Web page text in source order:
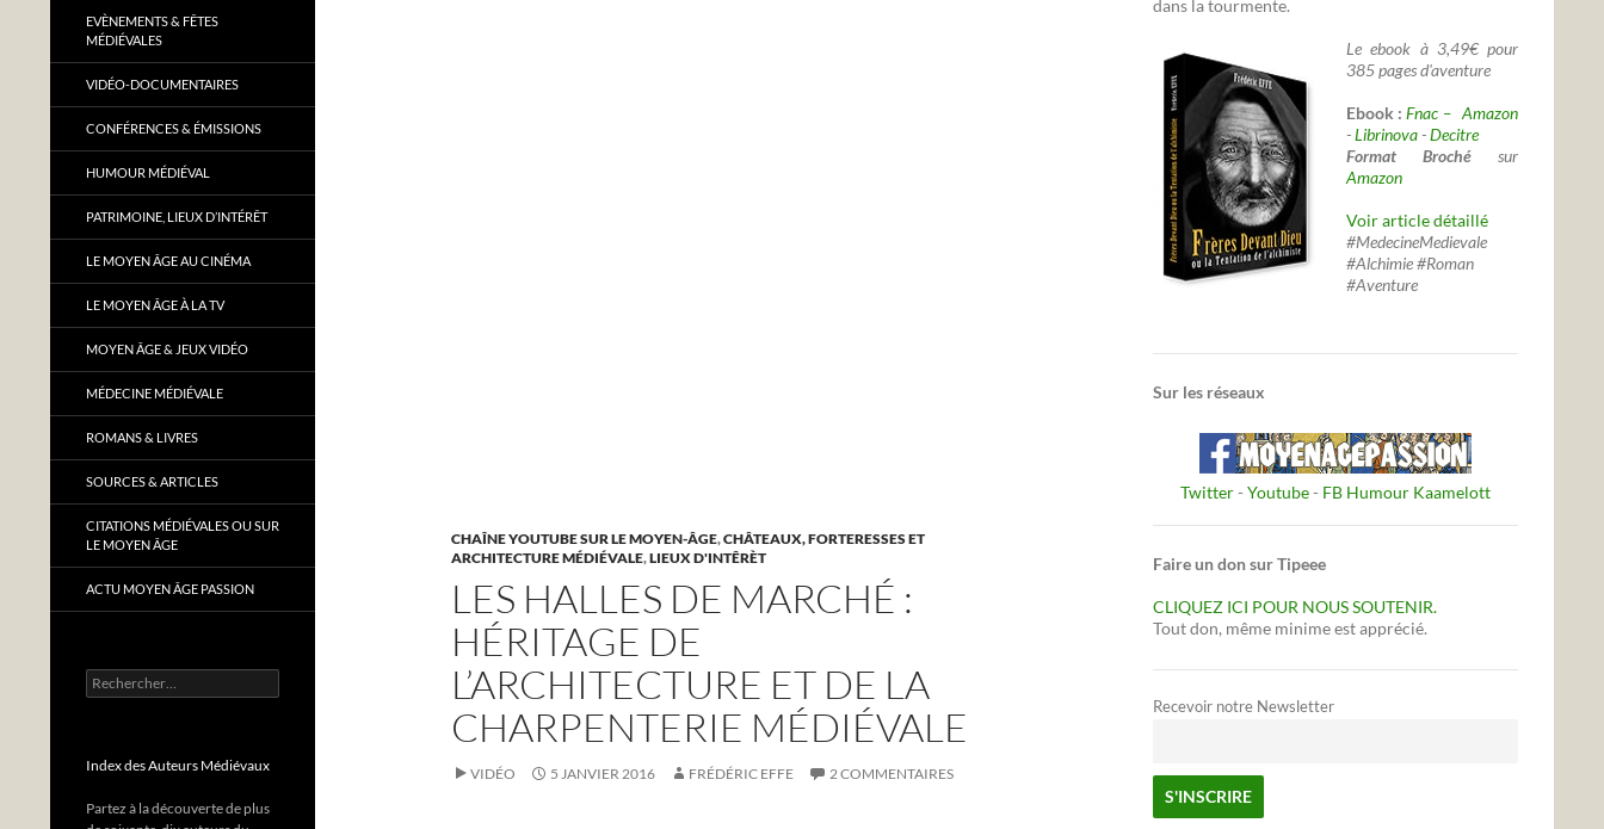
CHAÎNE YOUTUBE SUR LE MOYEN-ÂGE,CHÂTEAUX, FORTERESSES ET
ARCHITECTURE MÉDIÉVALE,LIEUX D'INTÊRÈT
LES HALLES DE MARCHÉ :
HÉRITAGE DE
L’ARCHITECTURE ET DE LA
CHARPENTERIE MÉDIÉVALE
VIDÉO 5 JANVIER 2016 FRÉDÉRIC EFFE 2 COMMENTAIRES
dans la tourmente.
Le ebook à 3,49€ pour
385 pages d'aventure
Ebook :Fnac – Amazon
-Librinova-Decitre
Format Broché sur
Amazon
Voir article détaillé
#MedecineMedievale
#Alchimie #Roman
#Aventure
Sur les réseaux
Twitter- Youtube- FB Humour Kaamelott
Faire un don sur Tipeee
CLIQUEZ ICI POUR NOUS SOUTENIR.
Tout don, même minime est apprécié.
Recevoir notre Newsletter
EVÈNEMENTS & FÊTES
MÉDIÉVALES
VIDÉO-DOCUMENTAIRES
CONFÉRENCES & ÉMISSIONS
HUMOUR MÉDIÉVAL
PATRIMOINE, LIEUX D’INTÉRÊT
LE MOYEN ÂGE AU CINÉMA
LE MOYEN ÂGE À LA TV
MOYEN ÂGE & JEUX VIDÉO
MÉDECINE MÉDIÉVALE
ROMANS & LIVRES
SOURCES & ARTICLES
CITATIONS MÉDIÉVALES OU SUR
LE MOYEN ÂGE
ACTU MOYEN ÂGE PASSION
Rechercher :
Index des Auteurs Médiévaux
Partez à la découverte de plus